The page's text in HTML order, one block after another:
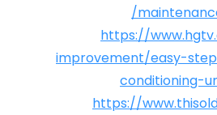
https://
improvement/easy-
conditioning-
https://